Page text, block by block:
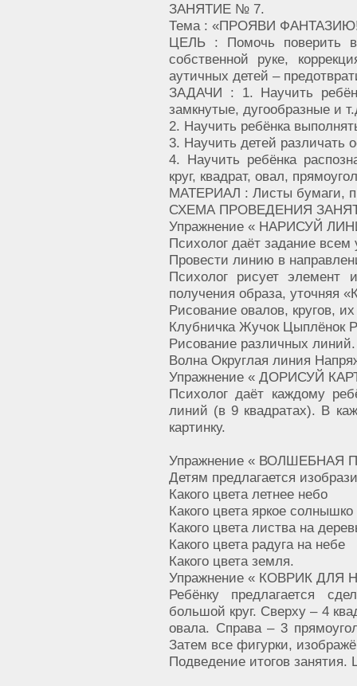
ЗАНЯТИЕ № 7.
Тема : «ПРОЯВИ
ЦЕЛЬ : Помочь поверить
собственной руке,
аутичных детей –
ЗАДАЧИ : 1. Научить
замкнутые, дугообразные и
2. Научить ребёнка
3. Научить детей различать
4. Научить ребёнка
круг, квадрат, овал,
МАТЕРИАЛ : Листы бумаги,
СХЕМА ПРОВЕДЕНИЯ
Упражнение « НАРИСУЙ
Психолог даёт задание
Провести линию в
Психолог рисует элемент
получения образа, уточняя
Рисование овалов, кругов,
Клубничка Жучок Цыплёнок
Рисование различных линий.
Волна Округлая линия
Упражнение « ДОРИСУЙ
Психолог даёт каждому
линий (в 9 квадратах). В
картинку.
Упражнение « ВОЛШЕБНАЯ
Детям предлагается
Какого цвета летнее небо
Какого цвета яркое солнышко
Какого цвета листва на
Какого цвета радуга на небе
Какого цвета земля.
Упражнение « КОВРИК ДЛЯ
Ребёнку предлагается
большой круг. Сверху – 4
овала. Справа – 3
Затем все фигурки,
Подведение итогов